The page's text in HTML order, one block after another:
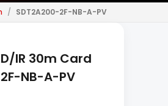
/ SDT2A200-2F-NB-A-PV
IR 30m Card
NB-A-PV